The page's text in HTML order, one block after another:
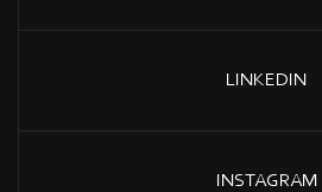
LINKEDIN
INSTAGRAM